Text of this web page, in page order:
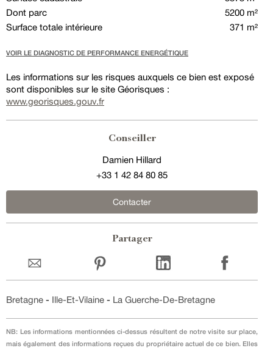
Dont parc
5200 m²
Surface totale intérieure
371 m²
VOIR LE DIAGNOSTIC DE PERFORMANCE ENERGÉTIQUE
Les informations sur les risques auxquels ce bien est exposé
sont disponibles sur le site Géorisques :
www.georisques.gouv.fr
Conseiller
Damien Hillard
+33 1 42 84 80 85
Contacter
Partager
Bretagne - Ille-Et-Vilaine - La Guerche-De-Bretagne
NB: Les informations mentionnées ci-dessus résultent de notre visite sur place,
mais également des informations reçues du propriétaire actuel de ce bien. Elles